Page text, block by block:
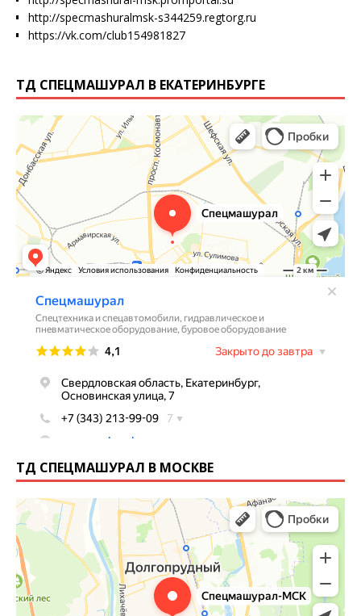
http://specmashuralmsk-s344259.regtorg.ru
https://vk.com/club154981827
ТД СПЕЦМАШУРАЛ В ЕКАТЕРИНБУРГЕ
ТД СПЕЦМАШУРАЛ В МОСКВЕ